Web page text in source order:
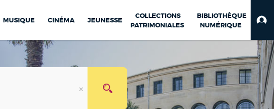
MUSIQUE CINÉMA JEUNESSE
COLLECTIONS
PATRIMONIALES
BIBLIOTHÈQUE
NUMÉRIQUE